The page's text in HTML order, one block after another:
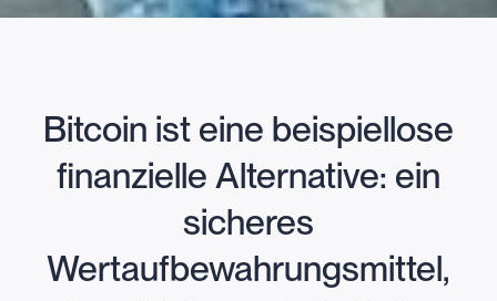
Bitcoin ist eine beispiellose
finanzielle Alternative: ein
sicheres
Wertaufbewahrungsmittel,